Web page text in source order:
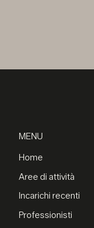
MENU
Home
Aree di attività
Incarichi recenti
Professionisti